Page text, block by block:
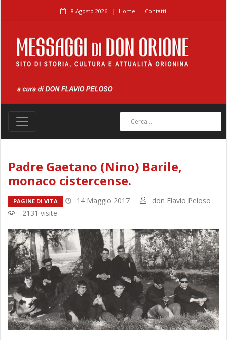
8 Agosto 2026. Home Contatti
Padre Gaetano (Nino) Barile,
monaco cistercense.
PAGINE DI VITA 14 Maggio 2017
don Flavio Peloso
2131 visite